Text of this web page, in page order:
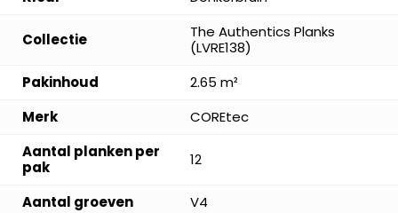
Collectie
The Authentics Planks
(LVRE138)
Pakinhoud
2.65 m²
Merk
COREtec
Aantal planken per
pak
12
Aantal groeven
V4